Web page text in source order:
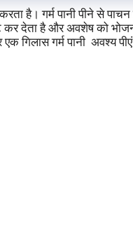
करता है। गर्म पानी पीने से
कर देता है और अवशेष को
गिलास गर्म पानी अवश्य